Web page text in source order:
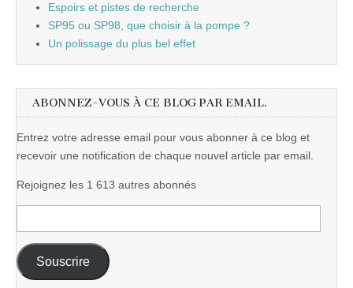
Espoirs et pistes de recherche
SP95 ou SP98, que choisir à la pompe ?
Un polissage du plus bel effet
ABONNEZ-VOUS À CE BLOG PAR EMAIL.
Entrez votre adresse email pour vous abonner à ce blog et
recevoir une notification de chaque nouvel article par email.
Rejoignez les 1 613 autres abonnés
e-
mail :
Souscrire